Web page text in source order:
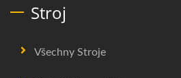
Stroj
Všechny Stroje